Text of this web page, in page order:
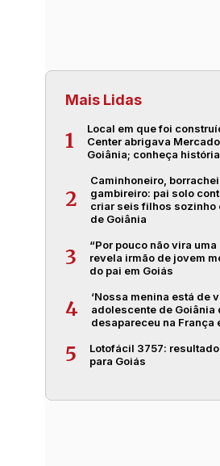
Mais Lidas
1
Local em que foi
Center abrigava
Goiânia; conheça história
2
Caminhoneiro,
gambireiro: pai solo
criar seis filhos sozinho
de Goiânia
3
“Por pouco não vira uma
revela irmão de jovem
do pai em Goiás
4
‘Nossa menina está de
adolescente de Goiânia
desapareceu na França
5
Lotofácil 3757:
para Goiás